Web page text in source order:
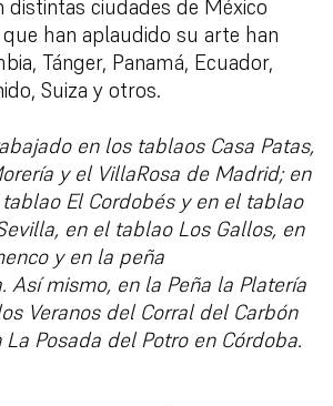
distintas ciudades de México
han aplaudido su arte han
Tánger, Panamá, Ecuador,
Suiza y otros.
en los tablaos Casa Patas,
y el VillaRosa de Madrid; en
El Cordobés y en el tablao
en el tablao Los Gallos, en
y en la peña
Así mismo, en la Peña la Platería
Veranos del Corral del Carbón
Posada del Potro en Córdoba.